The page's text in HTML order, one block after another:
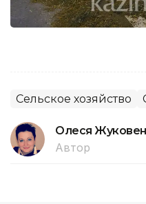
Сельское хозяйство
Олеся
Автор